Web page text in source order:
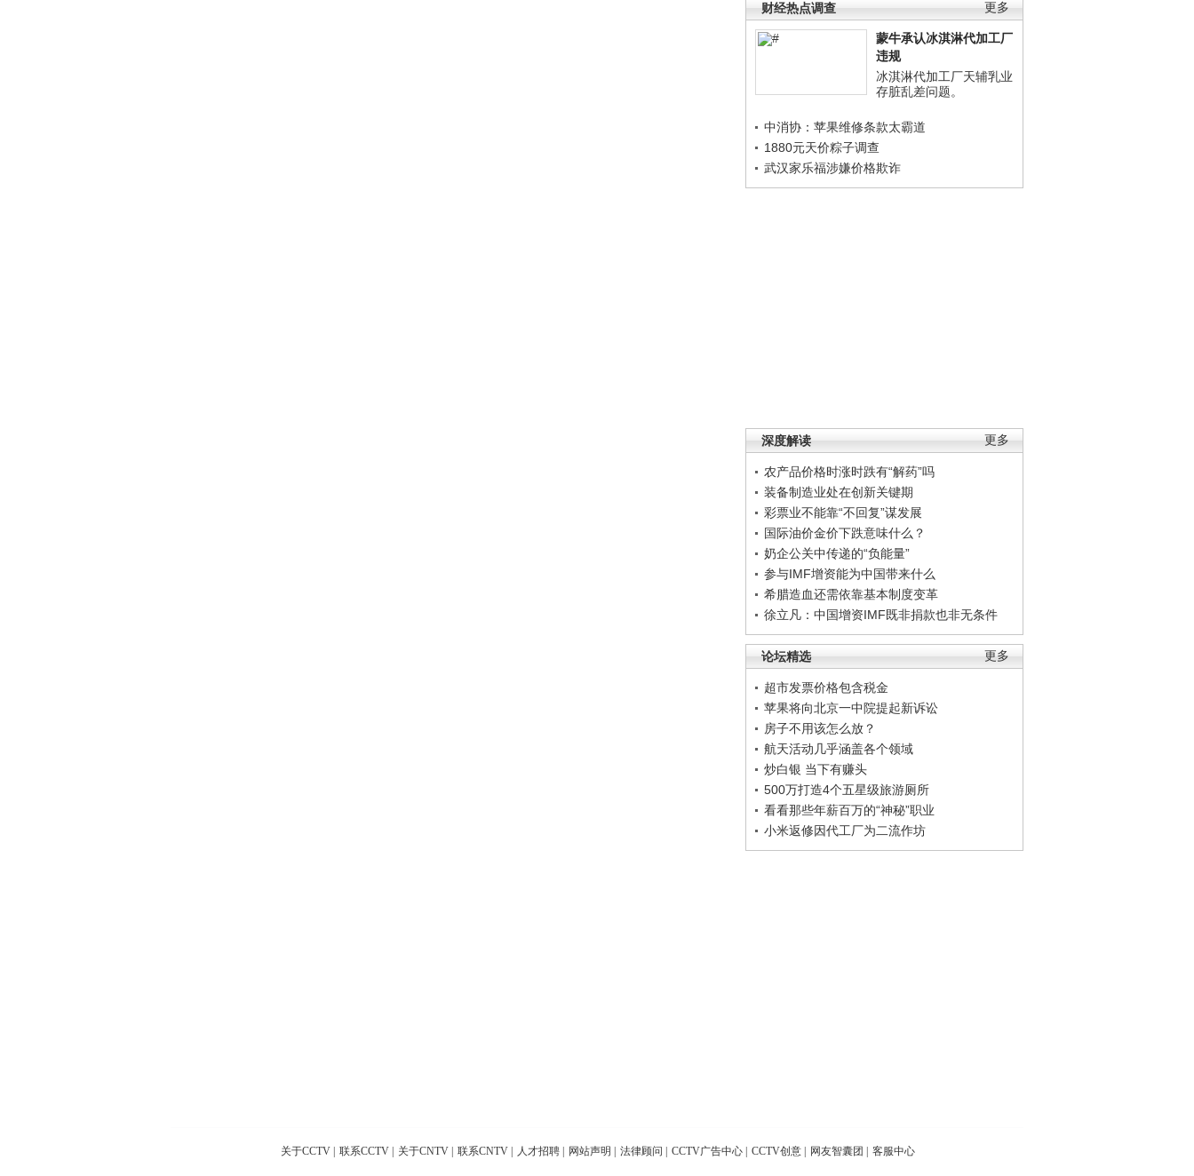
更多
财经热点调查
蒙牛承认冰淇淋代加工厂
违规
冰淇淋代加工厂天辅乳业
存脏乱差问题。
中消协：苹果维修条款太霸道
1880元天价粽子调查
武汉家乐福涉嫌价格欺诈
更多
深度解读
农产品价格时涨时跌有“解药”吗
装备制造业处在创新关键期
彩票业不能靠“不回复”谋发展
国际油价金价下跌意味什么？
奶企公关中传递的“负能量”
参与IMF增资能为中国带来什么
希腊造血还需依靠基本制度变革
徐立凡：中国增资IMF既非捐款也非无条件
更多
论坛精选
超市发票价格包含税金
苹果将向北京一中院提起新诉讼
房子不用该怎么放？
航天活动几乎涵盖各个领域
炒白银 当下有赚头
500万打造4个五星级旅游厕所
看看那些年薪百万的“神秘”职业
小米返修因代工厂为二流作坊
关于CCTV 联系CCTV 关于CNTV 联系CNTV 人才招聘 网站声明 法律顾问 CCTV广告中心 CCTV创意 网友智囊团 客服中心